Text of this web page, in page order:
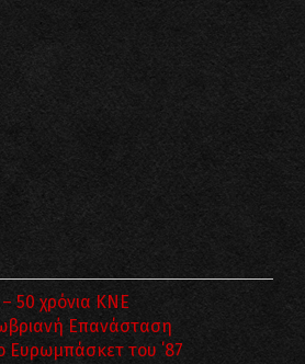
50 χρόνια ΚΝΕ
Επανάσταση
Ευρωμπάσκετ του ΄87